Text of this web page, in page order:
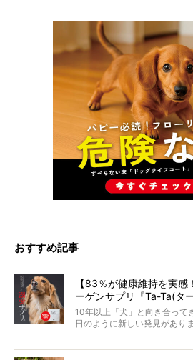
おすすめ記事
【83％が健康維持を実
ーゲンサプリ『Ta-Ta(タ
10年以上「犬」と向き合って
日のように新しい発見があり
のこと、「食事」に関する